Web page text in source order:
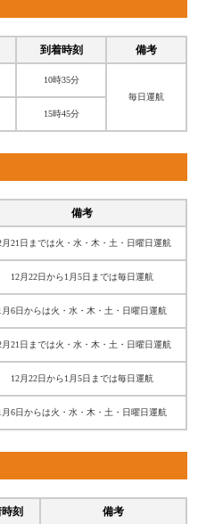
到着時刻 備考
10時35分
毎日運航
15時45分
備考
月21日までは火・水・木・土・日曜日運航
12月22日から1月5日までは毎日運航
月6日からは火・水・木・土・日曜日運航
月21日までは火・水・木・土・日曜日運航
12月22日から1月5日までは毎日運航
月6日からは火・水・木・土・日曜日運航
刻 備考